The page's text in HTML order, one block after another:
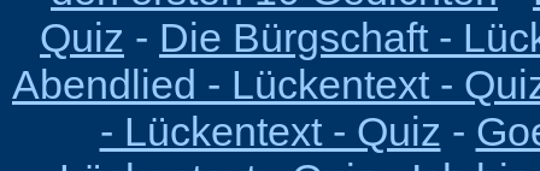
Quiz - Die Bürgschaft -
Abendlied - Lückentext -
- Lückentext - Quiz -